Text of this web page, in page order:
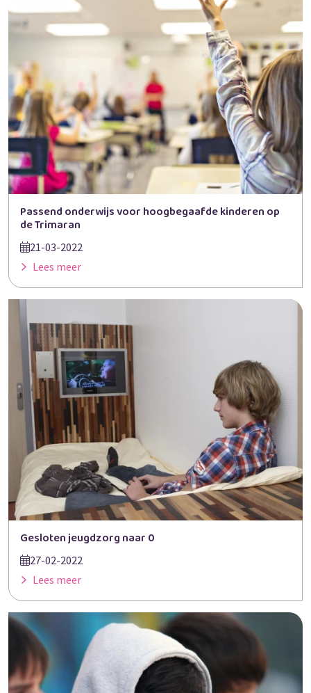
Passend onderwijs voor hoogbegaafde kinderen op
de Trimaran
21-03-2022
Lees meer
Gesloten jeugdzorg naar 0
27-02-2022
Lees meer